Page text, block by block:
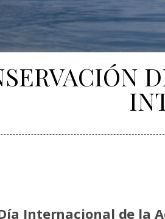
Internacional de la